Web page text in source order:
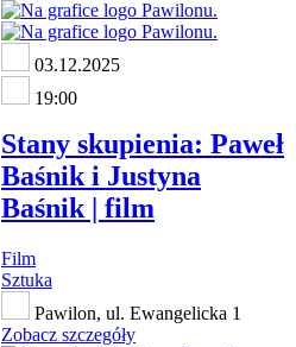
03.12.2025
19:00
Stany skupienia: Paweł
Baśnik i Justyna
Baśnik | film
Film
Sztuka
Pawilon, ul. Ewangelicka 1
Zobacz szczegóły